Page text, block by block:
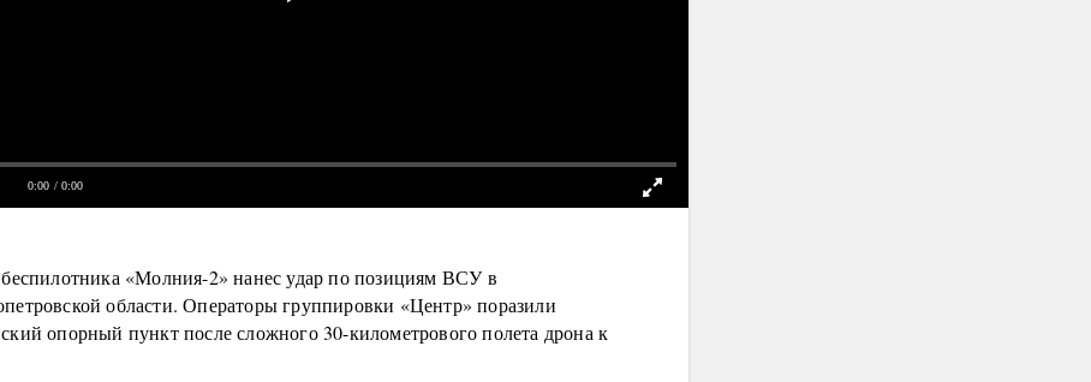
0:00 / 0:00
беспилотника «Молния-2» нанес удар по позициям ВСУ в
области. Операторы группировки «Центр» поразили
опорный пункт после сложного 30-километрового полета дрона к